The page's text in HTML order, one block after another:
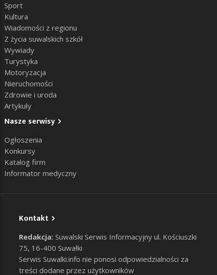
Sport
Kultura
Wiadomości z regionu
Z życia suwalskich szkół
Wywiady
Turystyka
Motoryzacja
Nieruchomości
Zdrowie i uroda
Artykuły
Nasze serwisy
Ogłoszenia
Konkursy
Katalog firm
Informator medyczny
Kontakt
Redakcja: Suwalski Serwis Informacyjny ul. Kościuszki
75, 16-400 Suwałki
Serwis Suwalki.info nie ponosi odpowiedzialności za
treści dodane przez użytkowników